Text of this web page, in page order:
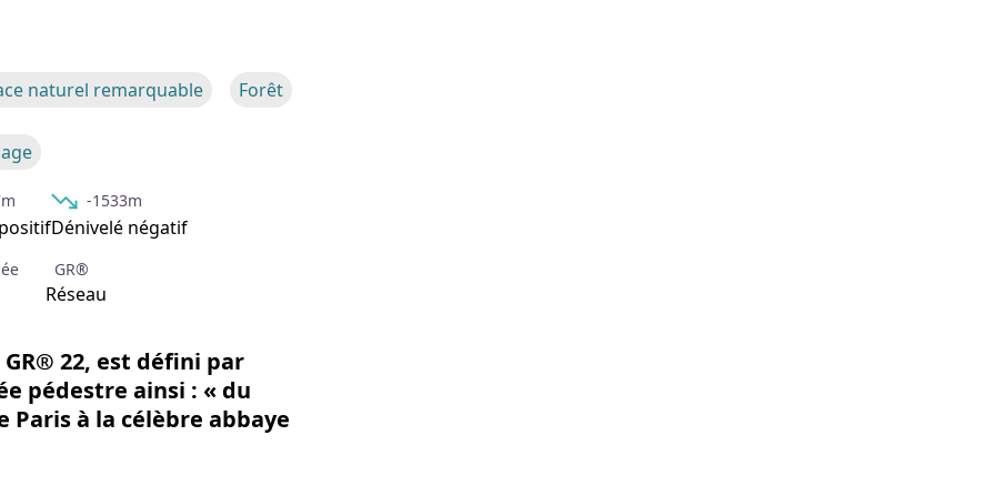
naturel remarquable Forêt
-1533m
Dénivelé négatif
GR®
Réseau
GR® 22, est défini par
pédestre ainsi : « du
Paris à la célèbre abbaye